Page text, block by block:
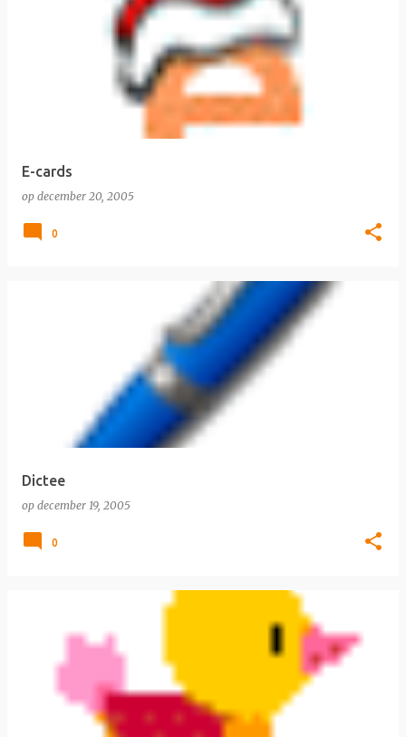
E-cards
op december 20, 2005
0
Dictee
op december 19, 2005
0